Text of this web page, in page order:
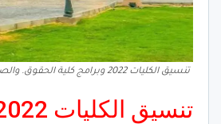
تنسيق الكليات 2022 وبرامج كلية الحقوق. والصيدلة بجامعة عين شمس